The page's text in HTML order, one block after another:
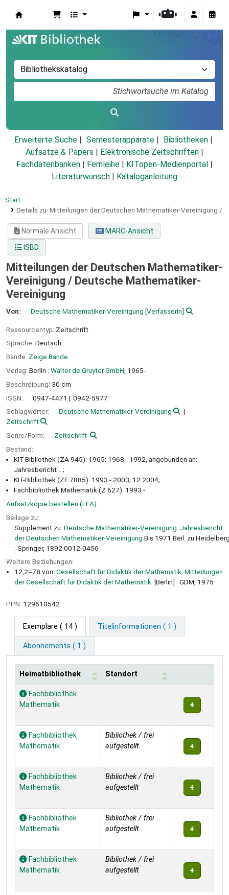
Erweiterte Suche Semesterapparate
Bibliotheken
Aufsätze & Papers
Elektronische Zeitschriften
Fachdatenbanken
Fernleihe KITopen-Medienportal
Literaturwunsch
Kataloganleitung
Start
Details zu: Mitteilungen der Deutschen Mathematiker-Vereinigung /
Normale Ansicht
MARC-Ansicht
ISBD
Mitteilungen der Deutschen Mathematiker-
Vereinigung / Deutsche Mathematiker-
Vereinigung
Von: Deutsche Mathematiker-Vereinigung [VerfasserIn]
Ressourcentyp: Zeitschrift
Sprache: Deutsch
Bände: Zeige Bände
Verlag: Berlin : Walter de Gruyter GmbH, 1965-
Beschreibung: 30 cm
ISSN:
0947-4471
0942-5977
Schlagwörter:
Deutsche Mathematiker-Vereinigung
Zeitschrift
Genre/Form:
Zeitschrift
Bestand:
KIT-Bibliothek (ZA 945): 1965; 1968 - 1992, angebunden an:
Jahresbericht ...;
KIT-Bibliothek (ZE 7885): 1993 - 2003; 12.2004;
Fachbibliothek Mathematik (Z 627): 1993 -
Aufsatzkopie bestellen (LEA)
Beilage zu:
Supplement zu: Deutsche Mathematiker-Vereinigung. Jahresbericht
der Deutschen Mathematiker-Vereinigung. Bis 1971 Beil. zu
: Springer, 1892 0012-0456
Weitere Beziehungen:
12,2=78 von: Gesellschaft für Didaktik der Mathematik. Mitteilungen
der Gesellschaft für Didaktik der Mathematik. [Berlin] : GDM, 1975
PPN: 129610542
Exemplare ( 14 ) Titelinformationen ( 1 )
Abonnements ( 1 )
Exemplare
Heimatbibliothek Standort
Fachbibliothek
Mathematik
Fachbibliothek
Mathematik
Bibliothek / frei
aufgestellt
Fachbibliothek
Mathematik
Bibliothek / frei
aufgestellt
Fachbibliothek
Mathematik
Bibliothek / frei
aufgestellt
Fachbibliothek
Mathematik
Bibliothek / frei
aufgestellt